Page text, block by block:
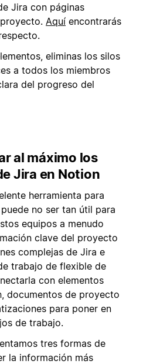
Jira con páginas
Aquí encontrarás
eliminas los silos
a todos los miembros
del progreso del
al máximo los
Jira en Notion
herramienta para
no ser tan útil para
equipos a menudo
clave del proyecto
complejas de Jira e
trabajo de flexible de
con elementos
documentos de proyecto
para poner en
de trabajo.
tres formas de
la información más